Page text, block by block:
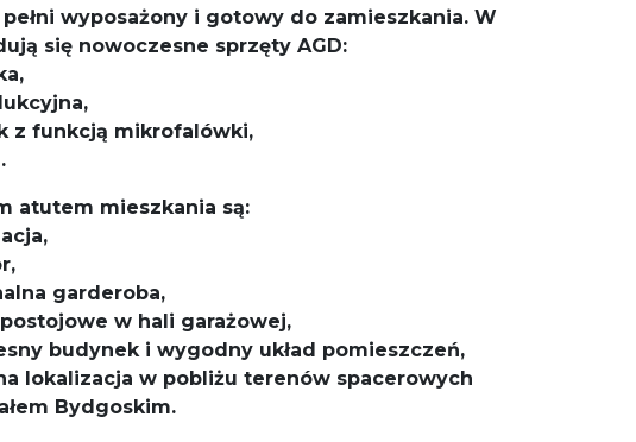
wyposażony i gotowy do zamieszkania. W
się nowoczesne sprzęty AGD:
z funkcją mikrofalówki,
atutem mieszkania są:
garderoba,
w hali garażowej,
budynek i wygodny układ pomieszczeń,
lokalizacja w pobliżu terenów spacerowych
Bydgoskim.